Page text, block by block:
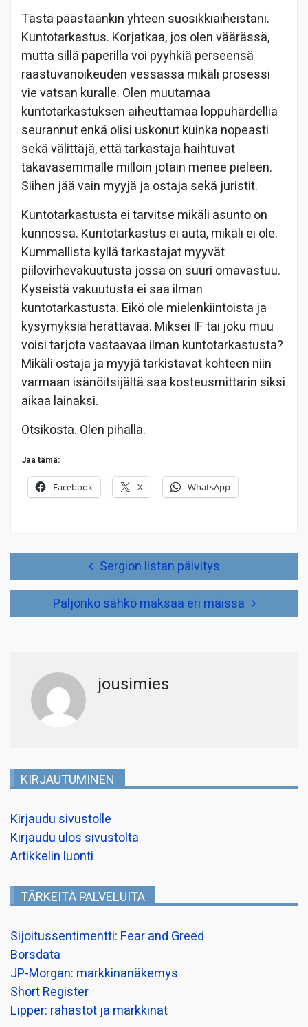
Tästä päästäänkin yhteen suosikkiaiheistani.
Kuntotarkastus. Korjatkaa, jos olen väärässä,
mutta sillä paperilla voi pyyhkiä perseensä
raastuvanoikeuden vessassa mikäli prosessi
vie vatsan kuralle. Olen muutamaa
kuntotarkastuksen aiheuttamaa loppuhärdelliä
seurannut enkä olisi uskonut kuinka nopeasti
sekä välittäjä, että tarkastaja haihtuvat
takavasemmalle milloin jotain menee pieleen.
Siihen jää vain myyjä ja ostaja sekä juristit.
Kuntotarkastusta ei tarvitse mikäli asunto on
kunnossa. Kuntotarkastus ei auta, mikäli ei ole.
Kummallista kyllä tarkastajat myyvät
piilovirhevakuutusta jossa on suuri omavastuu.
Kyseistä vakuutusta ei saa ilman
kuntotarkastusta. Eikö ole mielenkiintoista ja
kysymyksiä herättävää. Miksei IF tai joku muu
voisi tarjota vastaavaa ilman kuntotarkastusta?
Mikäli ostaja ja myyjä tarkistavat kohteen niin
varmaan isänöitsijältä saa kosteusmittarin siksi
aikaa lainaksi.
Otsikosta. Olen pihalla.
Jaa tämä:
Facebook X WhatsApp
Sergion listan päivitys
Paljonko sähkö maksaa eri maissa
jousimies
KIRJAUTUMINEN
Kirjaudu sivustolle
Kirjaudu ulos sivustolta
Artikkelin luonti
TÄRKEITÄ PALVELUITA
Sijoitussentimentti: Fear and Greed
Borsdata
JP-Morgan: markkinanäkemys
Short Register
Lipper: rahastot ja markkinat